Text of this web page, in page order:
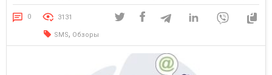
информацию прямо на телефон и не может ее не увидеть.
Обсудим сервисы SMS-рассылок, их эффективность и как выбрать
лучший вариант. Преимущества SMS-маркетинга Конверсия SMS-
маркетинга зависит от правильности определения […]
0 3131
SMS, Обзоры